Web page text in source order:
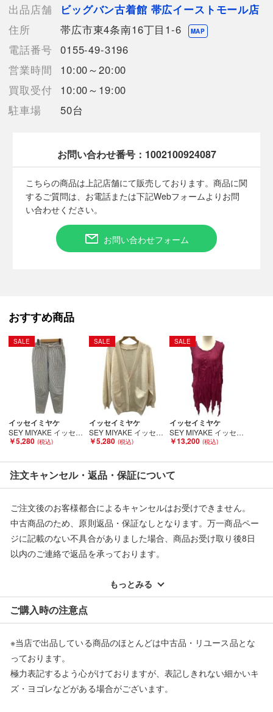
【ランク】Bランク
通常使用による傷や汚れが見受けられる中古品
【使用予定配送業者】日本郵便 レターパックプラス
【こちらの商品は在庫連動システムを導入し、店頭や他ネットシ
ョップと併売を行なっておりますが、タイミングによりシステム
の反映が間に合わず欠品となってしまう場合がございます。
売切れの場合は、ご購入をキャンセルさせていただく場合がござ
います。】
【備考/コメント】
程度B
目立った汚れは見受けられません。
サイズは平置きでの計測となっております。
商品画像に関しては出来る限り忠実に表示出来るよう努めており
ますが、実際の商品と比較し色味に若干の誤差が生じる場合があ
りますこと予めご了承ください。
店頭との併売商品のため、記載に無い細かなキズ、汚れが見受け
■状態等は画像をご確認・ご参照下さい。
こちらの商品はお客様から買取させていただいた商品であり、
人の手を経た商品です。
■弊社からは、ご落札やご購入いただいた全てのお客様に評価を
行なっております。
評価ご不要のお客様は、ご落札・ご購入をお控えください。
■弊社（株式会社オカモト）を装った偽装サイトにご注意くださ
い■
弊社（株式会社オカモト）の商品画像や文章を無断盗用した『偽
装サイト』を確認しておりますが、
当店とは一切関係がございませんのでご注意ください。
出品店舗
ビッグバン古着館 帯広イーストモール店
住所
帯広市東4条南16丁目1-6 MAP
電話番号 0155-49-3196
営業時間
10:00～20:00
買取受付
10:00～19:00
駐車場
50台
お問い合わせ番号： 1002100924087
こちらの商品は上記店舗にて販売しております。商品に関
するご質問は、お電話または下記Webフォームよりお問
い合わせください。
お問い合わせフォーム
おすすめ商品
SALE
イッセイミヤケ
SEY MIYAKE イッセイミヤケ レディース パンツ SIZE 9号 ヒッコリー ヒッコリー Bランク
￥5,280
SALE
イッセイミヤケ
SEY MIYAKE イッセイミヤケ レディース カーディガン SIZE M アイボリー Bランク
￥5,280
SALE
イッセイミヤケ
SEY MIYAKE イッセイミヤケ PLEATS PLEASE 変形デザイン ノースリーブカットソー SIZE 3 ワインレッド Bランク
￥13,200
注文キャンセル・返品・保証について
ご注文後のお客様都合によるキャンセルはお受けできません。
中古商品のため、原則返品・保証なしとなります。万一商品ペー
ジに記載のない不具合がありました場合、商品お受け取り後8日
以内のご連絡で返品を承っております。
配送料ともに当社負担で対応いたします。
※オンラインストアで購入頂いた商品は、店頭での返品はお受け
できません。また、商品の修理及び交換に関しては承ることがで
返品・交換について
もっとみる
ご購入時の注意点
※当店で出品している商品のほとんどは中古品・リユース品とな
っております。
極力表記するよう心がけておりますが、表記しきれない細かいキ
ズ・ヨゴレなどがある場合がございます。